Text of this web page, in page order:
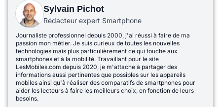
Sylvain Pichot
Rédacteur expert Smartphone
Journaliste professionnel depuis 2000, j'ai réussi à faire de ma
passion mon métier. Je suis curieux de toutes les nouvelles
technologies mais plus particulièrement ce qui touche aux
smartphones et à la mobilité. Travaillant pour le site
LesMobiles.com depuis 2020, je m'attache à partager des
informations aussi pertinentes que possibles sur les appareils
mobiles ainsi qu'à réaliser des comparatifs de smartphones pour
aider les lecteurs à faire les meilleurs choix, en fonction de leurs
besoins.